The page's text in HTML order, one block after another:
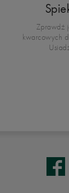
Zprawdź
kwarcowych